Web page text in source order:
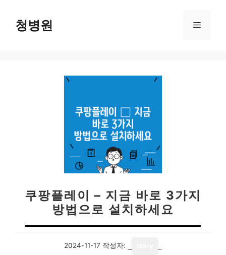
청병원 메
쿠팡플레이 – 지금 바로 3가지
방법으로 설치하세요
2024-11-17 작성자: